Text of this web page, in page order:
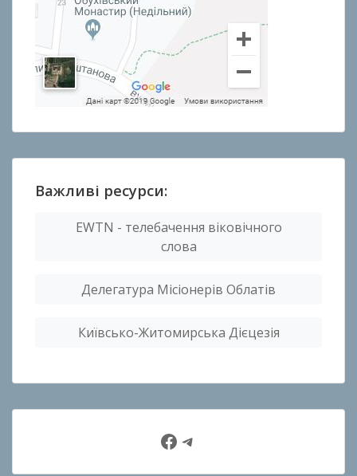
Важливі ресурси:
EWTN - телебачення віковічного
слова
Делегатура Місіонерів Облатів
Київсько-Житомирська Дієцезія
Facebook
Telegram